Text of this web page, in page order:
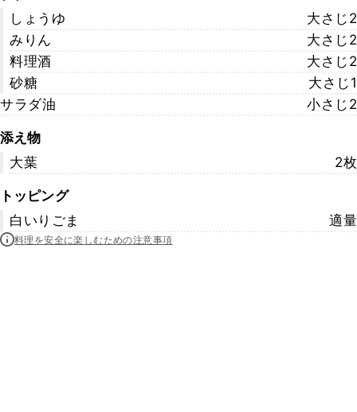
しょうゆ
大さじ2
みりん
大さじ2
料理酒
大さじ2
砂糖
大さじ1
サラダ油
小さじ2
添え物
大葉
2枚
トッピング
白いりごま
適量
料理を安全に楽しむための注意事項